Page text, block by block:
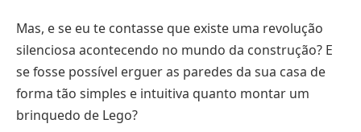
Mas, e se eu te contasse que existe uma revolução
silenciosa acontecendo no mundo da construção? E
se fosse possível erguer as paredes da sua casa de
forma tão simples e intuitiva quanto montar um
brinquedo de Lego?